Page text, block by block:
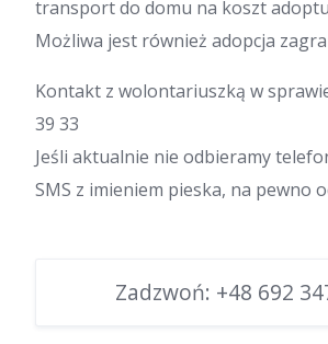
transport do domu na koszt
Możliwa jest również adopcja
Kontakt z wolontariuszką w
39 33
Jeśli aktualnie nie odbieramy
SMS z imieniem pieska, na pewno
Zadzwoń: +48 692